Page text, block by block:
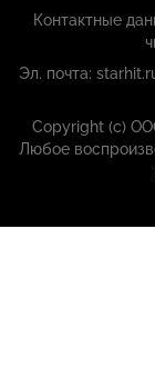
Контактные
Эл. почта:
Copyright (с)
Любое